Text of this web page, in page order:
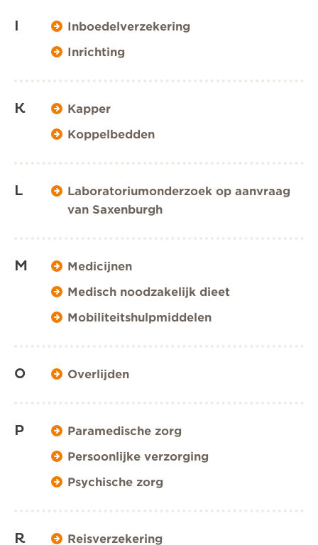
I
Inboedelverzekering
Inrichting
K
Kapper
Koppelbedden
L
Laboratoriumonderzoek op aanvraag
van Saxenburgh
M
Medicijnen
Medisch noodzakelijk dieet
Mobiliteitshulpmiddelen
O Overlijden
P
Paramedische zorg
Persoonlijke verzorging
Psychische zorg
R
Reisverzekering